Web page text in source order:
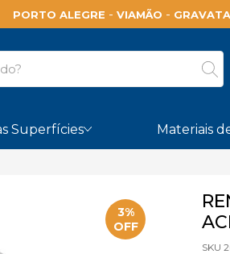
PORTO ALEGRE -VIAMÃO -
Superfícies Materiais
3%
OFF
SKU